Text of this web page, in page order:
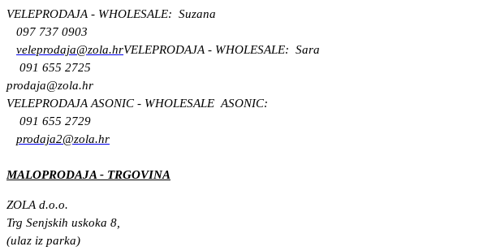
VELEPRODAJA - WHOLESALE: Suzana
097 737 0903
veleprodaja@zola.hrVELEPRODAJA - WHOLESALE: Sara
091 655 2725
prodaja@zola.hr
VELEPRODAJA ASONIC - WHOLESALE ASONIC:
091 655 2729
prodaja2@zola.hr
MALOPRODAJA - TRGOVINA
ZOLA d.o.o.
Trg Senjskih uskoka 8,
(ulaz iz parka)